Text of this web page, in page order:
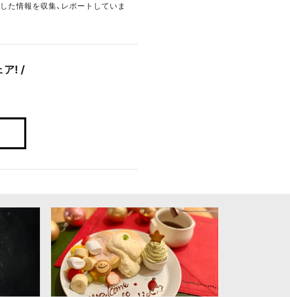
た情報を収集、レポートしていま
ア! /